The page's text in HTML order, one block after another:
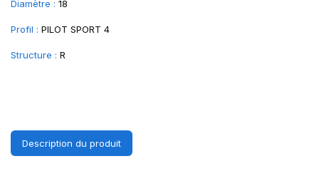
Diamètre : 18
Profil : PILOT SPORT 4
Structure : R
Description du produit